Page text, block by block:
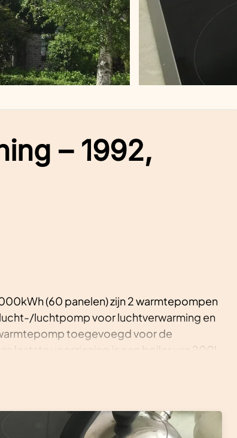
– 1992,
(60 panelen) zijn 2 warmtepompen
luchtpomp voor luchtverwarming en
toegevoegd voor de
laatste voorziening is een boiler van 200l
gekookt (inductie), hebben we 2
elektrisch aangedreven auto. De grote
wij dus energieneutraal en aardgasvrij,
buiten werking gesteld. Op jaarbasis